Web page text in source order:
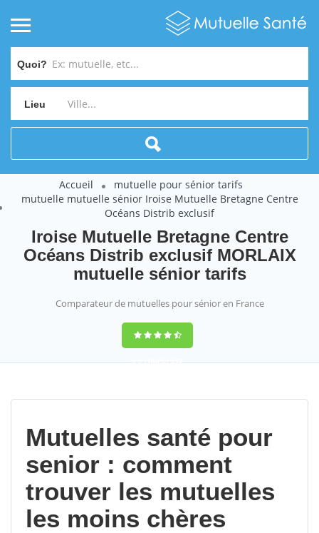
Quoi?
Lieu
Accueil
mutuelle pour sénior tarifs
mutuelle mutuelle sénior Iroise Mutuelle Bretagne Centre
Océans Distrib exclusif
Iroise Mutuelle Bretagne Centre
Océans Distrib exclusif MORLAIX
mutuelle sénior tarifs
Comparateur de mutuelles pour sénior en France
9,2(100%)452
Mutuelles santé pour
senior : comment
trouver les mutuelles
les moins chères